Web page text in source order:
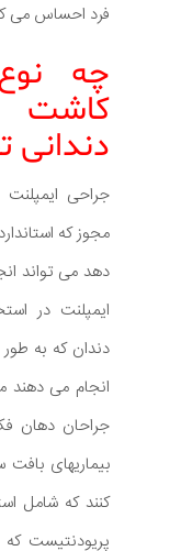
فرد احساس می
چه
کاشت
جراحی
مجوز که
دهد می تواند
ایمپلنت در
دندان که به
انجام می دهند
جراحان دهان
بیماریهای
کنند که شامل
پریودنتیست